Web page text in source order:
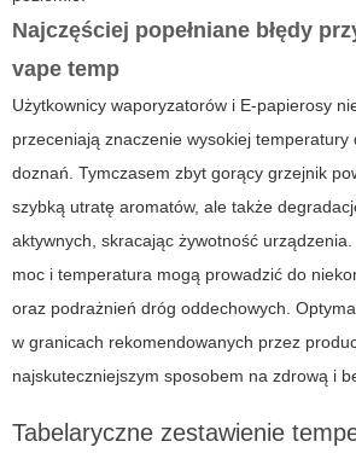
Najczęściej popełniane błędy
vape temp
Użytkownicy waporyzatorów i E-papierosy
przeceniają znaczenie wysokiej temperatury
doznań. Tymczasem zbyt gorący grzejnik
szybką utratę aromatów, ale także
aktywnych, skracając żywotność
moc i temperatura mogą prowadzić do
oraz podrażnień dróg oddechowych.
w granicach rekomendowanych przez
najskuteczniejszym sposobem na zdrową i
Tabelaryczne zestawienie